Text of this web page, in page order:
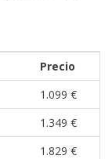
Precio
1.099 €
1.349 €
1.829 €